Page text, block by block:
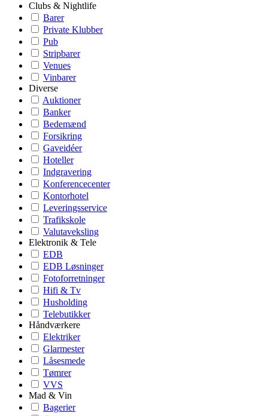
Clubs & Nightlife
Barer
Private Klubber
Pub
Stripbarer
Venues
Vinbarer
Diverse
Auktioner
Banker
Bedemænd
Forsikring
Gaveidéer
Hoteller
Indgravering
Konferencecenter
Kontorhotel
Leveringsservice
Trafikskole
Valutaveksling
Elektronik & Tele
EDB
EDB Løsninger
Fotoforretninger
Hifi & Tv
Husholding
Telebutikker
Håndværkere
Elektriker
Glarmester
Låsesmede
Tømrer
VVS
Mad & Vin
Bagerier